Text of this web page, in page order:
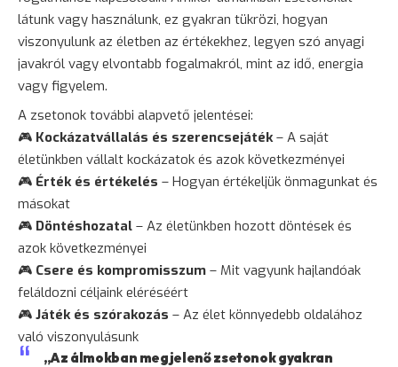
látunk vagy használunk, ez gyakran tükrözi, hogyan
viszonyulunk az életben az értékekhez, legyen szó anyagi
javakról vagy elvontabb fogalmakról, mint az idő, energia
vagy figyelem.
A zsetonok további alapvető jelentései:
🎮 Kockázatvállalás és szerencsejáték– A saját
életünkben vállalt kockázatok és azok következményei
🎮 Érték és értékelés – Hogyan értékeljük önmagunkat és
másokat
🎮 Döntéshozatal – Az életünkben hozott döntések és
azok következményei
🎮 Csere és kompromisszum – Mit vagyunk hajlandóak
feláldozni céljaink eléréséért
🎮 Játék és szórakozás – Az élet könnyedebb oldalához
való viszonyulásunk
„Az álmokban megjelenő zsetonok gyakran